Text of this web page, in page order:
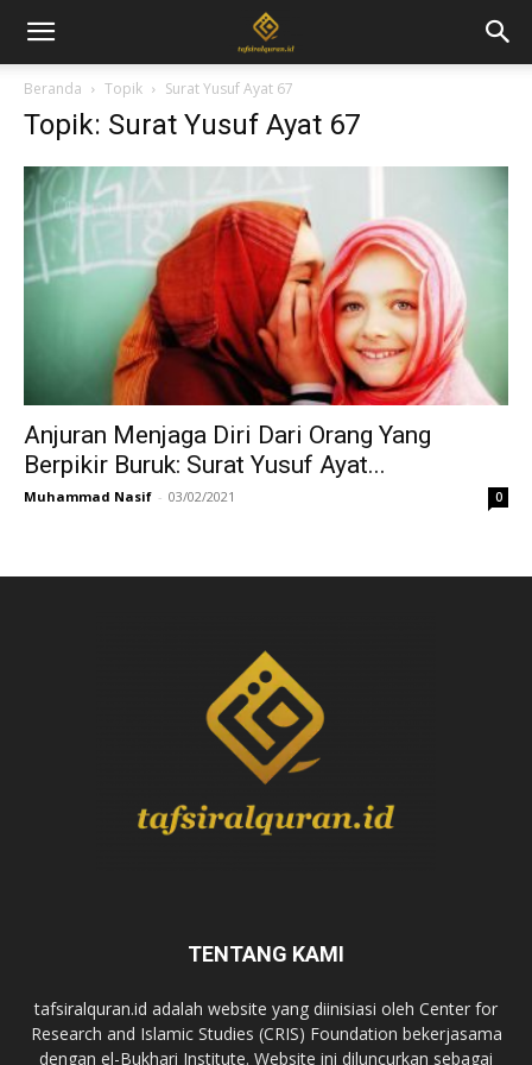
Beranda Topik Surat Yusuf Ayat 67
Topik: Surat Yusuf Ayat 67
Anjuran Menjaga Diri Dari Orang Yang
Berpikir Buruk: Surat Yusuf Ayat...
Muhammad Nasif - 03/02/2021 0
TENTANG KAMI
tafsiralquran.id adalah website yang diinisiasi oleh Center for
Research and Islamic Studies (CRIS) Foundation bekerjasama
dengan el-Bukhari Institute. Website ini diluncurkan sebagai